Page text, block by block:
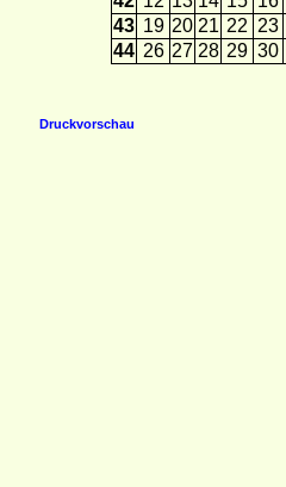
43 19 20 21 22 23
44 26 27 28 29 30
Druckvorschau